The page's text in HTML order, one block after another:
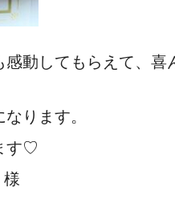
動してもらえて、
ります。
す♡